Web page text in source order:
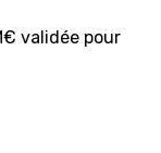
validée pour